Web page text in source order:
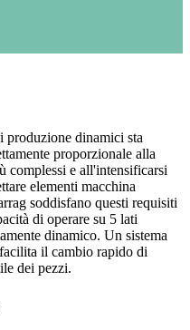
produzione dinamici sta
proporzionale alla
complessi e all'intensificarsi
elementi macchina
soddisfano questi requisiti
di operare su 5 lati
dinamico. Un sistema
il cambio rapido di
dei pezzi.